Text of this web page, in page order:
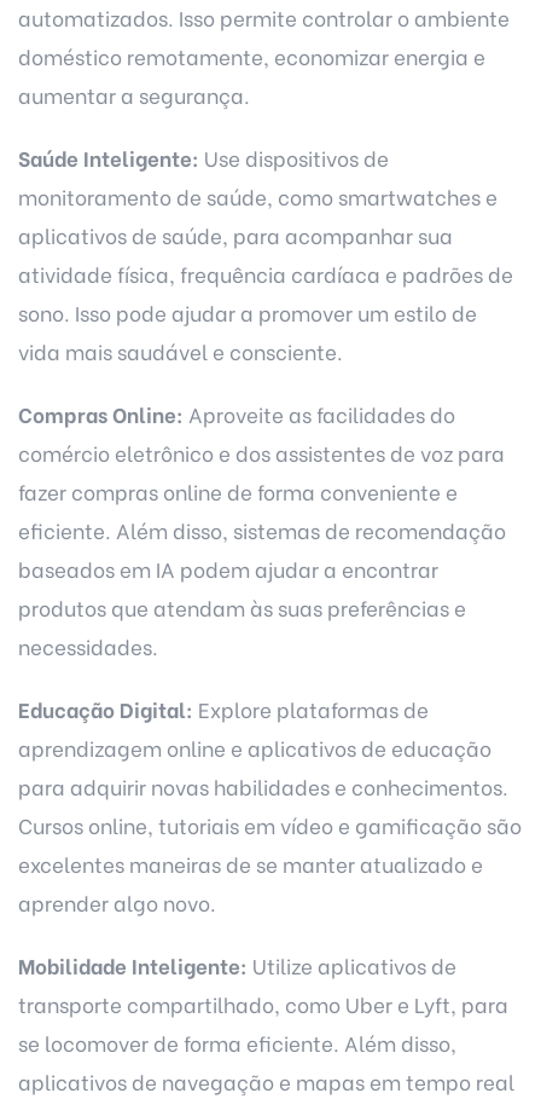
automatizados. Isso permite controlar o ambiente
doméstico remotamente, economizar energia e
aumentar a segurança.
Saúde Inteligente: Use dispositivos de
monitoramento de saúde, como smartwatches e
aplicativos de saúde, para acompanhar sua
atividade física, frequência cardíaca e padrões de
sono. Isso pode ajudar a promover um estilo de
vida mais saudável e consciente.
Compras Online: Aproveite as facilidades do
comércio eletrônico e dos assistentes de voz para
fazer compras online de forma conveniente e
eficiente. Além disso, sistemas de recomendação
baseados em IA podem ajudar a encontrar
produtos que atendam às suas preferências e
necessidades.
Educação Digital: Explore plataformas de
aprendizagem online e aplicativos de educação
para adquirir novas habilidades e conhecimentos.
Cursos online, tutoriais em vídeo e gamificação são
excelentes maneiras de se manter atualizado e
aprender algo novo.
Mobilidade Inteligente: Utilize aplicativos de
transporte compartilhado, como Uber e Lyft, para
se locomover de forma eficiente. Além disso,
aplicativos de navegação e mapas em tempo real